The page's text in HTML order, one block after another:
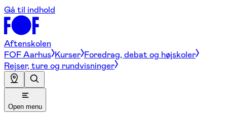
Gå til indhold
Aftenskolen
FOF Aarhus Kurser Foredrag, debat og højskoler
Rejser, ture og rundvisninger
Open menu